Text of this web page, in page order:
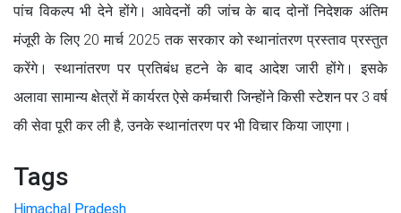
पांच विकल्प भी देने होंगे। आवेदनों की जांच के बाद दोनों निदेशक अंतिम
मंजूरी के लिए 20 मार्च 2025 तक सरकार को स्थानांतरण प्रस्ताव प्रस्तुत
करेंगे। स्थानांतरण पर प्रतिबंध हटने के बाद आदेश जारी होंगे। इसके
अलावा सामान्य क्षेत्रों में कार्यरत ऐसे कर्मचारी जिन्होंने किसी स्टेशन पर 3 वर्ष
की सेवा पूरी कर ली है, उनके स्थानांतरण पर भी विचार किया जाएगा।
Tags
Himachal Pradesh